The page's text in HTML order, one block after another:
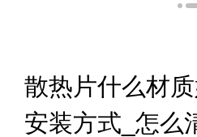
散热片什么材
安装方式_怎么